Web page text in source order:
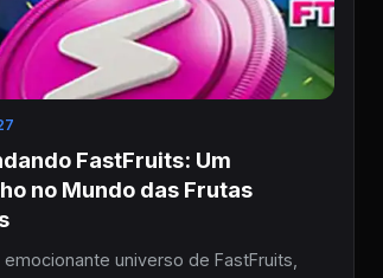
FastFruits: Um
no Mundo das Frutas
universo de FastFruits,